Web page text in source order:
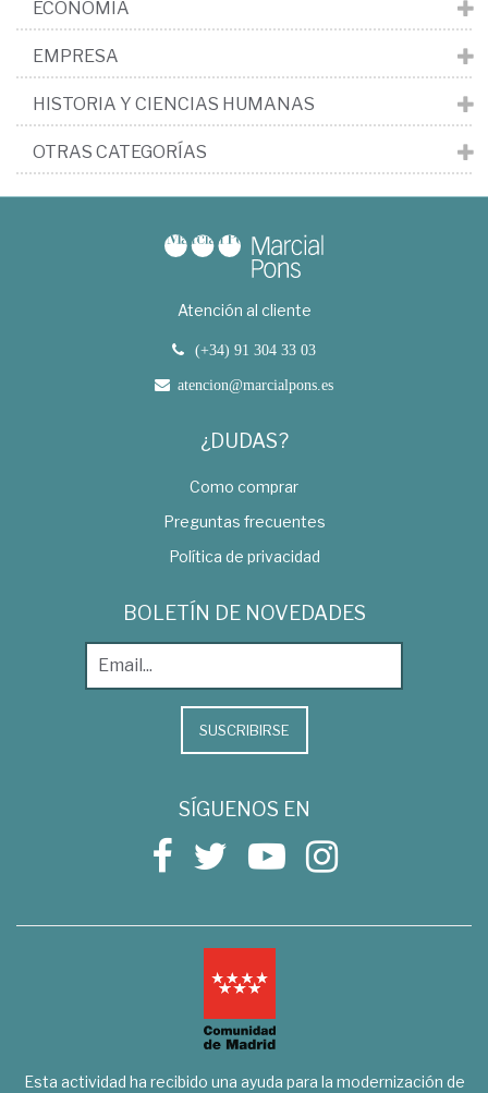
ECONOMÍA
EMPRESA
HISTORIA Y CIENCIAS HUMANAS
OTRAS CATEGORÍAS
Atención al cliente
(+34) 91 304 33 03
atencion@marcialpons.es
¿DUDAS?
Como comprar
Preguntas frecuentes
Política de privacidad
BOLETÍN DE NOVEDADES
SUSCRIBIRSE
SÍGUENOS EN
Esta actividad ha recibido una ayuda para la modernización de